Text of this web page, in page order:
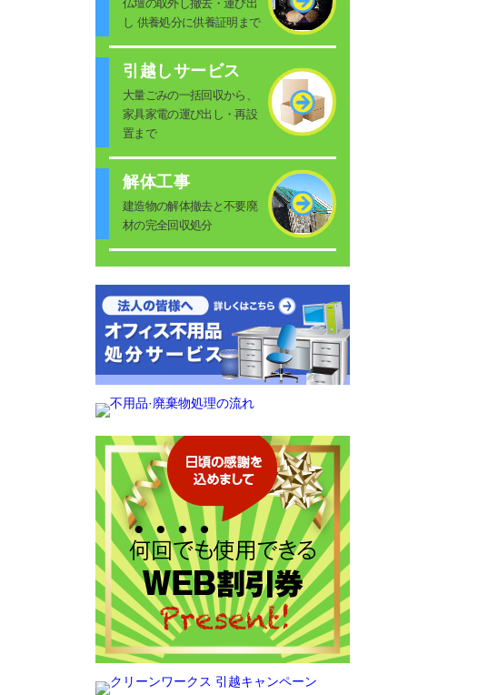
仏壇の取外し撤去・運び出
し 供養処分に供養証明まで
引越しサービス
大量ごみの一括回収から、
家具家電の運び出し・再設
置まで
解体工事
建造物の解体撤去と不要廃
材の完全回収処分